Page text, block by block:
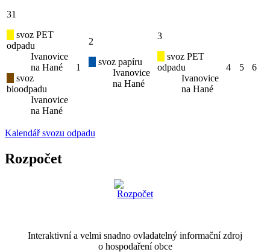
31
svoz PET
odpadu
Ivanovice
na Hané
svoz
bioodpadu
Ivanovice
na Hané
1
2
svoz papíru
Ivanovice
na Hané
3
svoz PET
odpadu
Ivanovice
na Hané
4 5 6
Kalendář svozu odpadu
Rozpočet
Interaktivní a velmi snadno ovladatelný informační zdroj
o hospodaření obce